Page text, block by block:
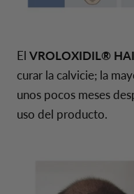
El VROLOXIDIL®
curar la calvicie; la
unos pocos meses
uso del producto.